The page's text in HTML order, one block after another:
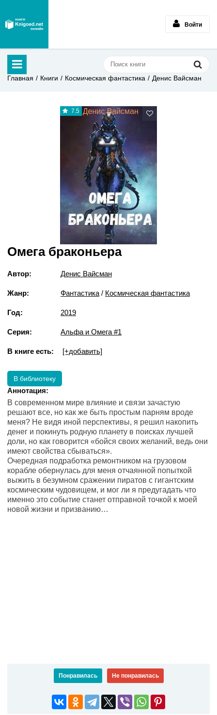
Войти
Главная Книги Космическая фантастика Денис Вайсман
7.5
Омега браконьера
Автор: Денис Вайсман
Жанр: Фантастика / Космическая фантастика
Год: 2019
Серия: Альфа и Омега #1
В книге есть: [+добавить]
В библиотеку
Аннотация:
В современном мире влияние и связи зачастую
решают все, но как же быть простым парням вроде
меня? Не видя иной перспективы, я решил накопить
денег и покинуть родную планету в поисках лучшей
доли, но как говорится «бойся своих желаний, ведь они
имеют свойства сбываться».
Очередная подработка ремонтником на грузовом
корабле обернулась для меня отчаянной попыткой
выжить в безумном сражении пиратов с гигантским
космическим чудовищем, и мог ли я предугадать что
именно это событие станет отправной точкой к моей
новой жизни и призванию…
Понравилась Не понравилась